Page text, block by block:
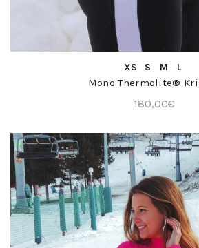
COMPRA RÁPIDA
XS S M L
Mono Thermolite®
180,00€